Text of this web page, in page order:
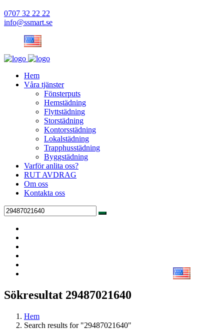
0707 32 22 22
info@ssmart.se
Hem
Våra tjänster
Fönsterputs
Hemstädning
Flyttstädning
Storstädning
Kontorsstädning
Lokalstädning
Trapphusstädning
Byggstädning
Varför anlita oss?
RUT AVDRAG
Om oss
Kontakta oss
Sökresultat 29487021640
Hem
Search results for "29487021640"